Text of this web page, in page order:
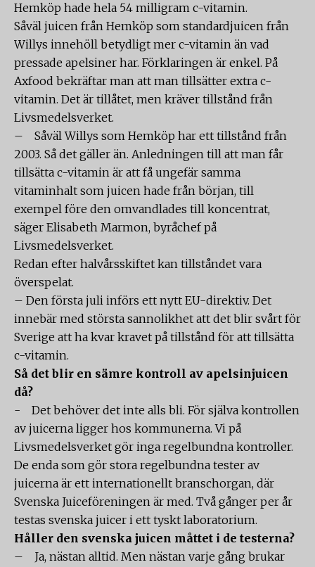
Hemköp hade hela 54 milligram c-vitamin.
Såväl juicen från Hemköp som standardjuicen från
Willys innehöll betydligt mer c-vitamin än vad
pressade apelsiner har. Förklaringen är enkel. På
Axfood bekräftar man att man tillsätter extra c-
vitamin. Det är tillåtet, men kräver tillstånd från
Livsmedelsverket.
– Såväl Willys som Hemköp har ett tillstånd från
2003. Så det gäller än. Anledningen till att man får
tillsätta c-vitamin är att få ungefär samma
vitaminhalt som juicen hade från början, till
exempel före den omvandlades till koncentrat,
säger Elisabeth Marmon, byråchef på
Livsmedelsverket.
Redan efter halvårsskiftet kan tillståndet vara
överspelat.
– Den första juli införs ett nytt EU-direktiv. Det
innebär med största sannolikhet att det blir svårt för
Sverige att ha kvar kravet på tillstånd för att tillsätta
c-vitamin.
Så det blir en sämre kontroll av apelsinjuicen
då?
- Det behöver det inte alls bli. För själva kontrollen
av juicerna ligger hos kommunerna. Vi på
Livsmedelsverket gör inga regelbundna kontroller.
De enda som gör stora regelbundna tester av
juicerna är ett internationellt branschorgan, där
Svenska Juiceföreningen är med. Två gånger per år
testas svenska juicer i ett tyskt laboratorium.
Håller den svenska juicen måttet i de testerna?
– Ja, nästan alltid. Men nästan varje gång brukar